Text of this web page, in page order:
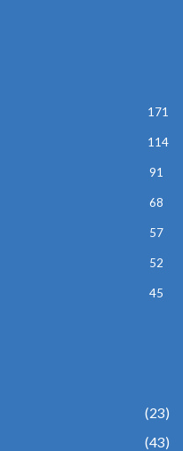
171
114
91
68
57
52
45
(23)
(43)